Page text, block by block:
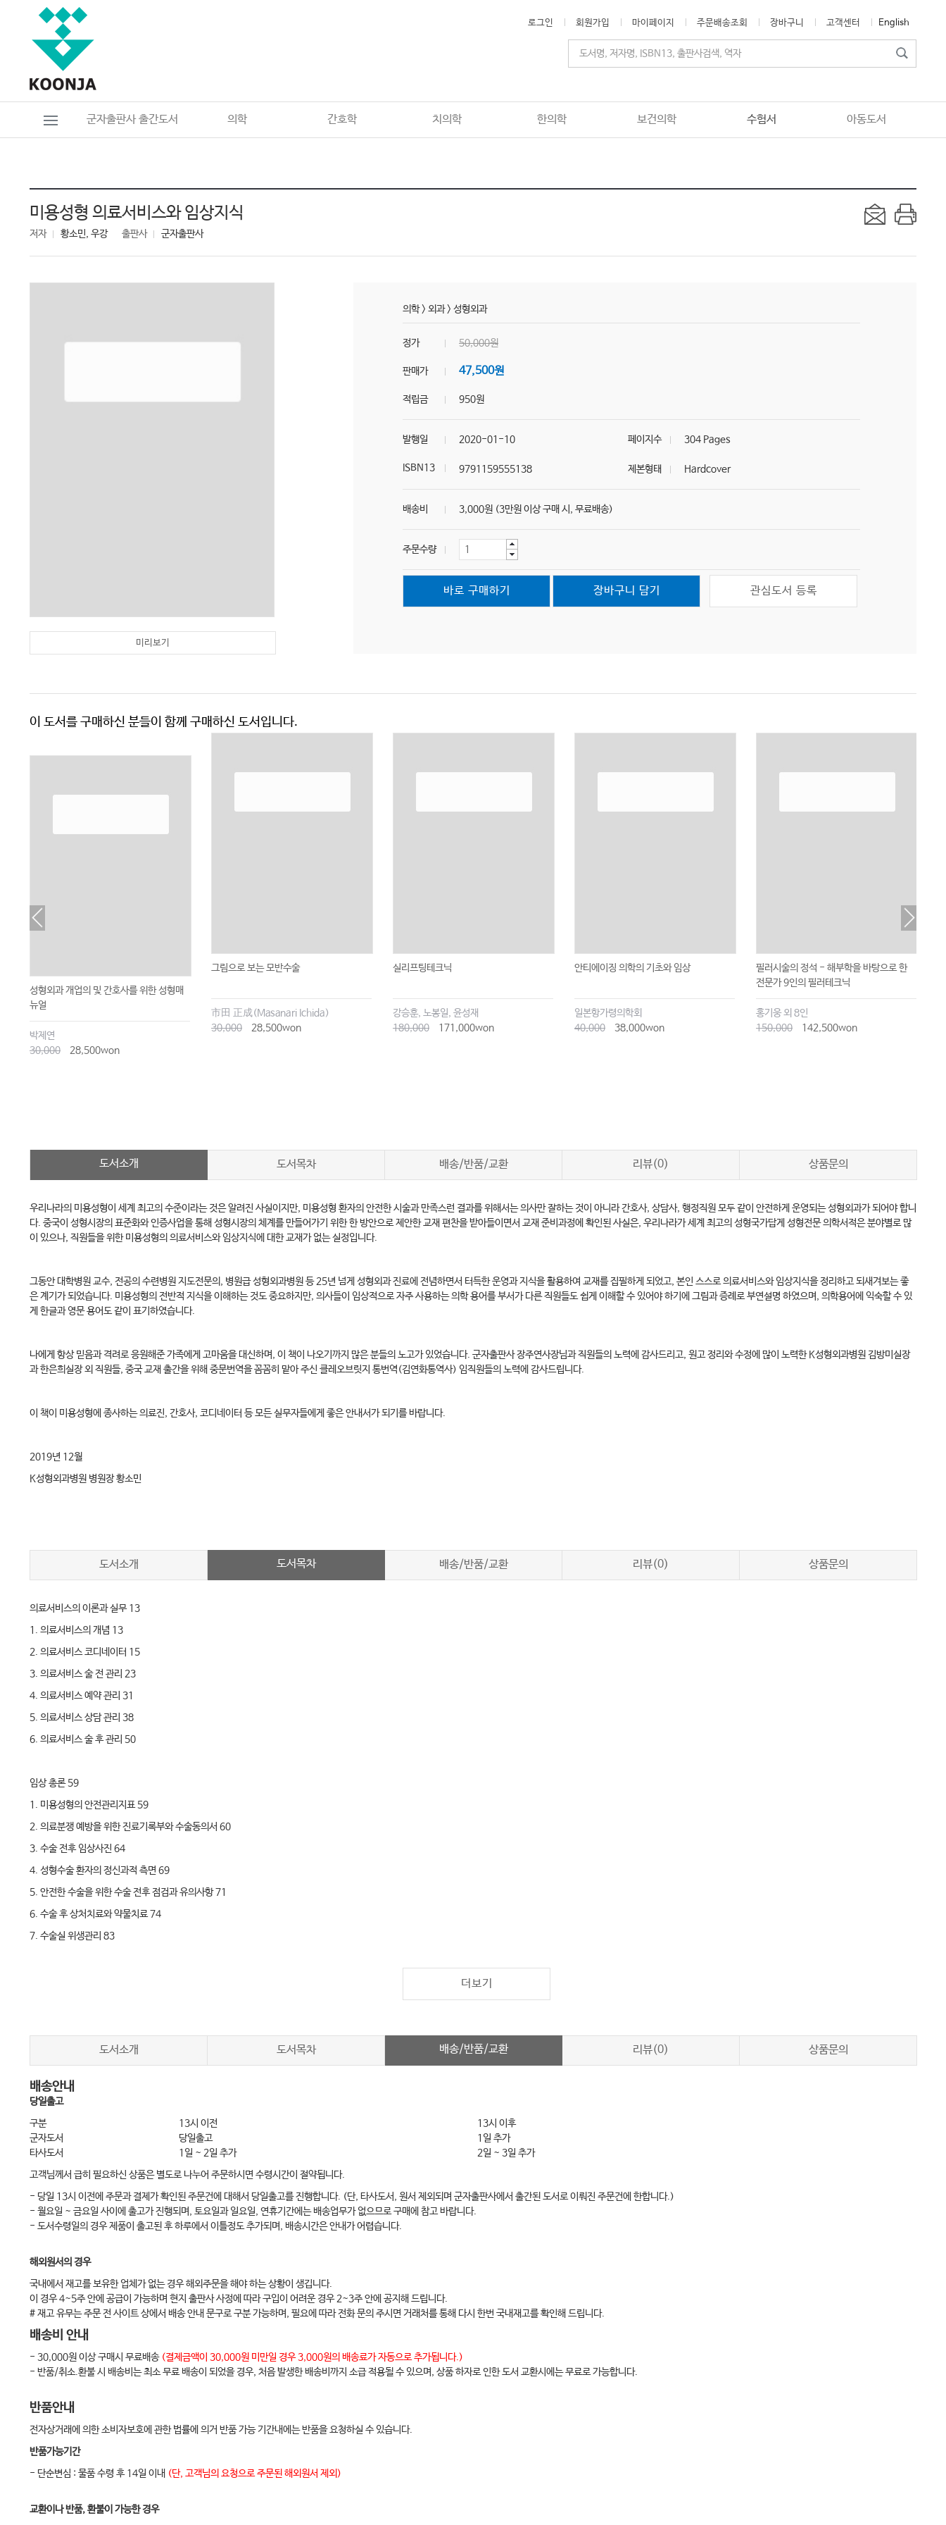
로그인 회원가입 마이페이지 주문배송조회 장바구니 고객센터 English
군자출판사 출간도서 의학 간호학 치의학 한의학 보건의학 수험서 아동도서
미용성형 의료서비스와 임상지식
저자 황소민, 우강 출판사 군자출판사
미리보기
의학> 외과> 성형외과
정가 50,000원
판매가 47,500원
적립금 950원
발행일 2020-01-10 페이지수 304 Pages
ISBN13 9791159555138 제본형태 Hardcover
배송비 3,000원 (3만원 이상 구매 시, 무료배송)
주문수량
바로 구매하기 장바구니 담기 관심도서 등록
이 도서를 구매하신 분들이 함께 구매하신 도서입니다.
성형외과 개업의 및 간호사를 위한 성형매
뉴얼
박제연
30,000
28,500won
그림으로 보는 모반수술
市田 正成(Masanari Ichida)
30,000
28,500won
실리프팅테크닉
강승훈, 노봉일, 윤성재
180,000
171,000won
안티에이징 의학의 기초와 임상
일본항가령의학회
40,000
38,000won
필러시술의 정석 - 해부학을 바탕으로 한
전문가 9인의 필러테크닉
홍기웅 외 8인
150,000
142,500won
도서소개 도서목차 배송/반품/교환 리뷰(0) 상품문의
우리나라의 미용성형이 세계 최고의 수준이라는 것은 알려진 사실이지만, 미용성형 환자의 안전한 시술과 만족스런 결과를 위해서는 의사만 잘하는 것이 아니라 간호사, 상담사, 행정직원 모두 같이 안전하게 운영되는 성형외과가 되어야 합니
다. 중국이 성형시장의 표준화와 인증사업을 통해 성형시장의 체계를 만들어가기 위한 한 방안으로 제안한 교재 편찬을 받아들이면서 교재 준비과정에 확인된 사실은, 우리나라가 세계 최고의 성형국가답게 성형전문 의학서적은 분야별로 많
이 있으나, 직원들을 위한 미용성형의 의료서비스와 임상지식에 대한 교재가 없는 실정입니다.
그동안 대학병원 교수, 전공의 수련병원 지도전문의, 병원급 성형외과병원 등 25년 넘게 성형외과 진료에 전념하면서 터득한 운영과 지식을 활용하여 교재를 집필하게 되었고, 본인 스스로 의료서비스와 임상지식을 정리하고 되새겨보는 좋
은 계기가 되었습니다. 미용성형의 전반적 지식을 이해하는 것도 중요하지만, 의사들이 임상적으로 자주 사용하는 의학 용어를 부서가 다른 직원들도 쉽게 이해할 수 있어야 하기에 그림과 증례로 부연설명 하였으며, 의학용어에 익숙할 수 있
게 한글과 영문 용어도 같이 표기하였습니다.
나에게 항상 믿음과 격려로 응원해준 가족에게 고마움을 대신하며, 이 책이 나오기까지 많은 분들의 노고가 있었습니다. 군자출판사 장주연사장님과 직원들의 노력에 감사드리고, 원고 정리와 수정에 많이 노력한 K성형외과병원 김방미실장
과 한은희실장 외 직원들, 중국 교재 출간을 위해 중문번역을 꼼꼼히 맡아 주신 클레오브릿지 통번역(김연화통역사) 임직원들의 노력에 감사드립니다.
이 책이 미용성형에 종사하는 의료진, 간호사, 코디네이터 등 모든 실무자들에게 좋은 안내서가 되기를 바랍니다.
2019년 12월
K성형외과병원 병원장 황소민
도서소개 도서목차 배송/반품/교환 리뷰(0) 상품문의
의료서비스의 이론과 실무 13
1. 의료서비스의 개념 13
2. 의료서비스 코디네이터 15
3. 의료서비스 술 전 관리 23
4. 의료서비스 예약 관리 31
5. 의료서비스 상담 관리 38
6. 의료서비스 술 후 관리 50
임상 총론 59
1. 미용성형의 안전관리지표 59
2. 의료분쟁 예방을 위한 진료기록부와 수술동의서 60
3. 수술 전후 임상사진 64
4. 성형수술 환자의 정신과적 측면 69
5. 안전한 수술을 위한 수술 전후 점검과 유의사항 71
6. 수술 후 상처치료와 약물치료 74
7. 수술실 위생관리 83
임상 각론 155
1. 피부관리 155
3. 레이저 163
4. 보툴리눔 독소 169
5. 필러 176
6. 안검성형술(쌍꺼풀 수술) 181
7. 코 성형술 205
9. 유방성형술 241
10. 지방성형술 258
11. 악안면골 성형술 272
12. 반흔 성형술 287
13. 성형부작용과 재수술 299
더보기
도서소개 도서목차 배송/반품/교환 리뷰(0) 상품문의
배송안내
당일출고
구분
13시 이전
13시 이후
군자도서
당일출고
1일 추가
타사도서
1일 ~ 2일 추가
2일 ~ 3일 추가
고객님께서 급히 필요하신 상품은 별도로 나누어 주문하시면 수령시간이 절약됩니다.
- 당일 13시 이전에 주문과 결제가 확인된 주문건에 대해서 당일출고를 진행합니다. (단, 타사도서, 원서 제외되며 군자출판사에서 출간된 도서로 이뤄진 주문건에 한합니다.)
- 월요일 ~ 금요일 사이에 출고가 진행되며, 토요일과 일요일, 연휴기간에는 배송업무가 없으므로 구매에 참고 바랍니다.
- 도서수령일의 경우 제품이 출고된 후 하루에서 이틀정도 추가되며, 배송시간은 안내가 어렵습니다.
해외원서의 경우
국내에서 재고를 보유한 업체가 없는 경우 해외주문을 해야 하는 상황이 생깁니다.
이 경우 4~5주 안에 공급이 가능하며 현지 출판사 사정에 따라 구입이 어려운 경우 2~3주 안에 공지해 드립니다.
# 재고 유무는 주문 전 사이트 상에서 배송 안내 문구로 구분 가능하며, 필요에 따라 전화 문의 주시면 거래처를 통해 다시 한번 국내재고를 확인해 드립니다.
배송비 안내
- 30,000원 이상 구매시 무료배송 (결제금액이 30,000원 미만일 경우 3,000원의 배송료가 자동으로 추가됩니다.)
- 반품/취소.환불 시 배송비는 최소 무료 배송이 되었을 경우, 처음 발생한 배송비까지 소급 적용될 수 있으며, 상품 하자로 인한 도서 교환시에는 무료로 가능합니다.
반품안내
전자상거래에 의한 소비자보호에 관한 법률에 의거 반품 가능 기간내에는 반품을 요청하실 수 있습니다.
반품가능기간
- 단순변심 : 물품 수령 후 14일 이내 (단, 고객님의 요청으로 주문된 해외원서 제외)
교환이나 반품, 환불이 가능한 경우